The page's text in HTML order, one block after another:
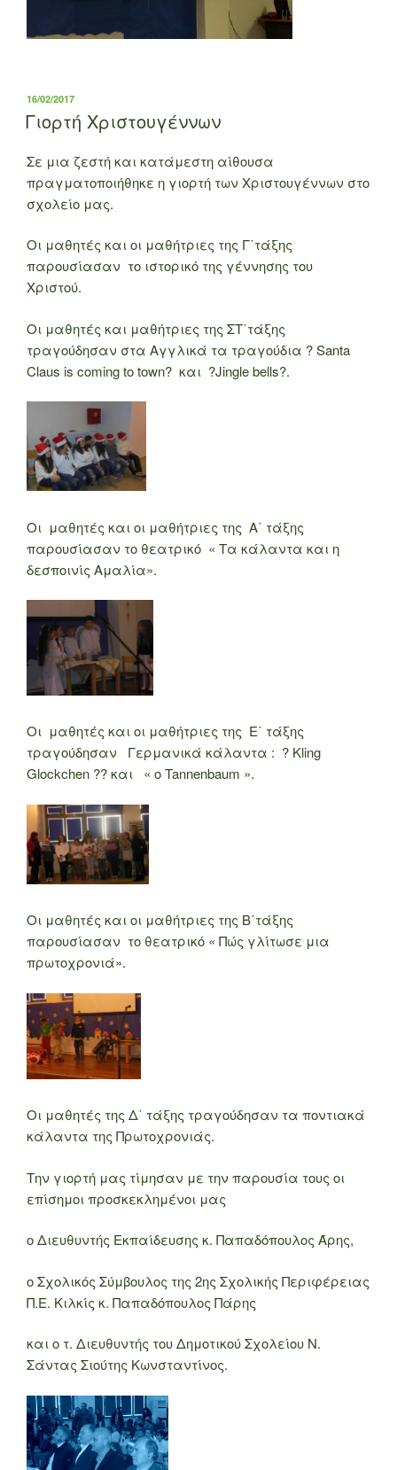
ΔΗΜΟΣΙΕΎΤΗΚΕ
ΣΤΙΣ
16/02/2017
Γιορτή Χριστουγέννων
Σε μια ζεστή και κατάμεστη αίθουσα
πραγματοποιήθηκε η γιορτή των Χριστουγέννων στο
σχολείο μας.
Οι μαθητές και οι μαθήτριες της Γ΄τάξης
παρουσίασαν το ιστορικό της γέννησης του
Χριστού.
Οι μαθητές και μαθήτριες της ΣΤ΄τάξης
τραγούδησαν στα Αγγλικά τα τραγούδια ? Santa
Claus is coming to town? και ?Jingle bells?.
Οι μαθητές και οι μαθήτριες της Α΄ τάξης
παρουσίασαν το θεατρικό « Τα κάλαντα και η
δεσποινίς Αμαλία».
Οι μαθητές και οι μαθήτριες της Ε΄ τάξης
τραγούδησαν Γερμανικά κάλαντα : ? Kling
Glockchen ?? και « ο Tannenbaum ».
Οι μαθητές και οι μαθήτριες της Β΄τάξης
παρουσίασαν το θεατρικό « Πώς γλίτωσε μια
πρωτοχρονιά».
Οι μαθητές της Δ΄ τάξης τραγούδησαν τα ποντιακά
κάλαντα της Πρωτοχρονιάς.
Την γιορτή μας τίμησαν με την παρουσία τους οι
επίσημοι προσκεκλημένοι μας
ο Διευθυντής Εκπαίδευσης κ. Παπαδόπουλος Άρης,
ο Σχολικός Σύμβουλος της 2ης Σχολικής Περιφέρειας
Π.Ε. Κιλκίς κ. Παπαδόπουλος Πάρης
και ο τ. Διευθυντής του Δημοτικού Σχολείου Ν.
Σάντας Σιούτης Κωνσταντίνος.